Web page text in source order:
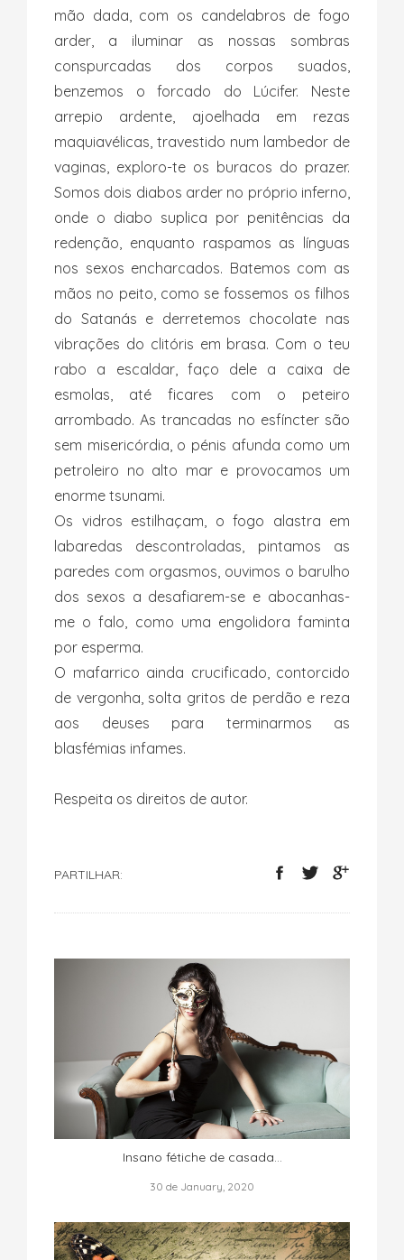
mão dada, com os candelabros de fogo
arder, a iluminar as nossas sombras
conspurcadas dos corpos suados,
benzemos o forcado do Lúcifer. Neste
arrepio ardente, ajoelhada em rezas
maquiavélicas, travestido num lambedor de
vaginas, exploro-te os buracos do prazer.
Somos dois diabos arder no próprio inferno,
onde o diabo suplica por penitências da
redenção, enquanto raspamos as línguas
nos sexos encharcados. Batemos com as
mãos no peito, como se fossemos os filhos
do Satanás e derretemos chocolate nas
vibrações do clitóris em brasa. Com o teu
rabo a escaldar, faço dele a caixa de
esmolas, até ficares com o peteiro
arrombado. As trancadas no esfíncter são
sem misericórdia, o pénis afunda como um
petroleiro no alto mar e provocamos um
enorme tsunami.
Os vidros estilhaçam, o fogo alastra em
labaredas descontroladas, pintamos as
paredes com orgasmos, ouvimos o barulho
dos sexos a desafiarem-se e abocanhas-
me o falo, como uma engolidora faminta
por esperma.
O mafarrico ainda crucificado, contorcido
de vergonha, solta gritos de perdão e reza
aos deuses para terminarmos as
blasfémias infames.
Respeita os direitos de autor.
PARTILHAR:
Insano fétiche de casada…
30 de January, 2020